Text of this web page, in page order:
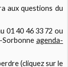
aux questions du
01 40 46 33 72 ou
Sorbonne agenda-
(cliquez sur le